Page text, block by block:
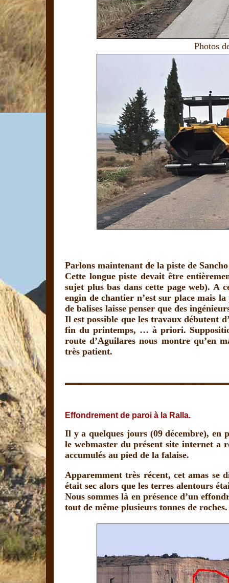
Photos
Parlons maintenant de la piste de
Cette longue piste devait être
sujet plus bas dans cette page web). A
engin de chantier n’est sur place mais
de balises laisse penser que des
Il est possible que les travaux débutent
fin du printemps, … à priori.
route d’Aguilares nous montre qu’en
très patient.
Effondrement de paroi à la Ralla.
Il y a quelques jours (09 décembre), en
le webmaster du présent site internet a
accumulés au pied de la falaise.
Apparemment très récent, cet amas se
était sec alors que les terres alentours
Nous sommes là en présence d’un
tout de même plusieurs tonnes de roches.